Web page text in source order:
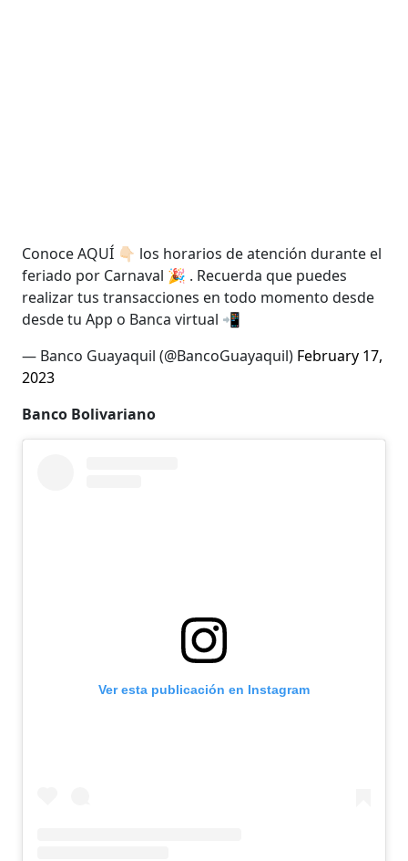
Conoce AQUÍ 👇🏻 los horarios de atención durante el
feriado por Carnaval 🎉 . Recuerda que puedes
realizar tus transacciones en todo momento desde
desde tu App o Banca virtual 📲
— Banco Guayaquil (@BancoGuayaquil) February 17,
2023
Banco Bolivariano
Ver esta publicación en Instagram